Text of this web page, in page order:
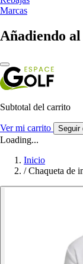
Marcas
Añadiendo
Subtotal del carrito
Ver mi carrito Seguir
Loading...
Inicio
/ Chaqueta de